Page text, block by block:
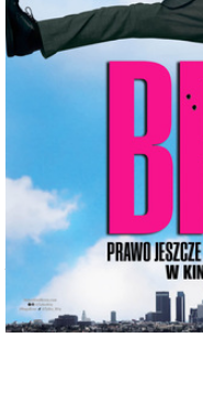
adres:
Aleja 3 Maja 6
data i godzina:
02.08.2025,
Info
Reboot serii „Naga broń” z
Tylko jeden człowiek ma
jednostką specjalną! Porucznik
komedii „Naga Broń”.